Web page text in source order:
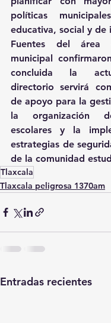
políticas
educativa, social y de
Fuentes del área
municipal
concluida la
directorio servirá
de apoyo para la
la organización
escolares y la
estrategias de
de la comunidad
Tlaxcala
Tlaxcala peligrosa 1370am
Entradas recientes